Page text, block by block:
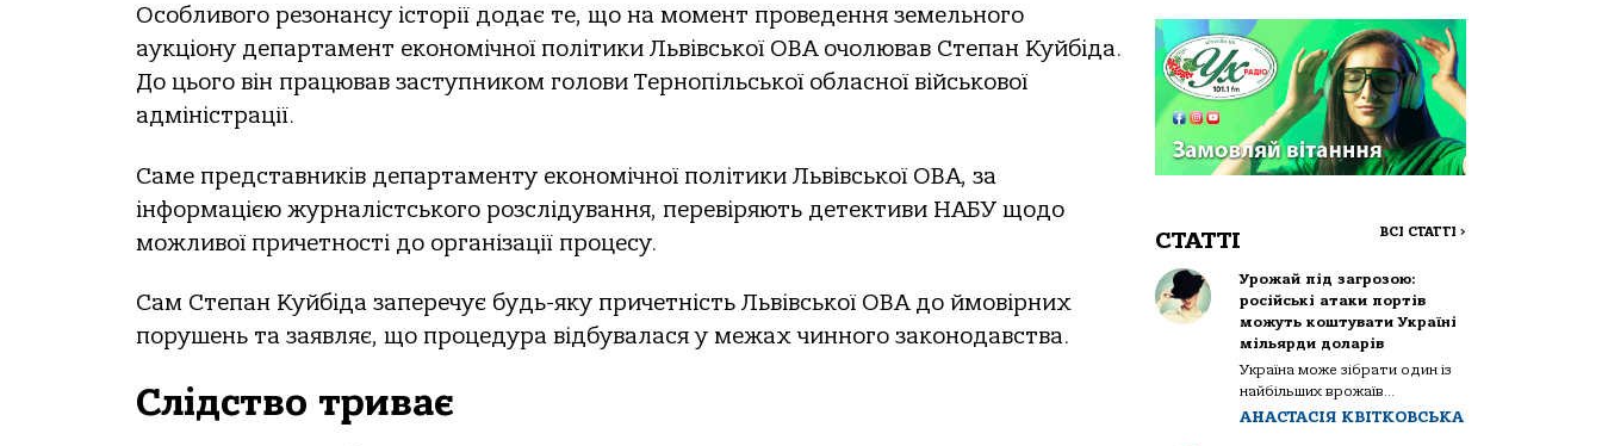
Особливого резонансу історії додає те, що на момент проведення земельного
аукціону департамент економічної політики Львівської ОВА очолював Степан Куйбіда.
До цього він працював заступником голови Тернопільської обласної військової
адміністрації.
Саме представників департаменту економічної політики Львівської ОВА, за
інформацією журналістського розслідування, перевіряють детективи НАБУ щодо
можливої причетності до організації процесу.
Сам Степан Куйбіда заперечує будь-яку причетність Львівської ОВА до ймовірних
порушень та заявляє, що процедура відбувалася у межах чинного законодавства.
Слідство триває
СТАТТІ ВСІ СТАТТІ >
Урожай під загрозою:
російські атаки портів
можуть коштувати Україні
мільярди доларів
Україна може зібрати один із
найбільших врожаїв...
АНАСТАСІЯ КВІТКОВСЬКА